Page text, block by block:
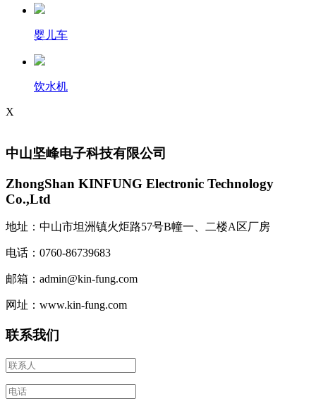
婴儿车
饮水机
X
中山坚峰电子科技有限公司
ZhongShan KINFUNG Electronic Technology
Co.,Ltd
地址：中山市坦洲镇火炬路57号B幢一、二楼A区厂房
电话：0760-86739683
邮箱：admin@kin-fung.com
网址：www.kin-fung.com
联系我们